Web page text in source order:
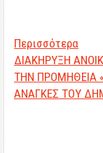
Περισσότερα
ΔΙΑΚΗΡΥΞΗ
ΤΗΝ ΠΡΟΜΗΘΕΙΑ
ΑΝΑΓΚΕΣ ΤΟΥ